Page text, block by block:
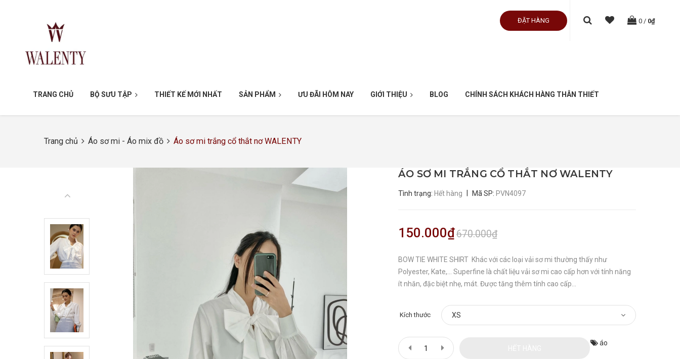
ĐẶT HÀNG 0 / 0₫
TRANG CHỦ BỘ SƯU TẬP THIẾT KẾ MỚI NHẤT SẢN PHẨM ƯU ĐÃI HÔM NAY GIỚI THIỆU BLOG CHÍNH SÁCH KHÁCH HÀNG THÂN THIẾT
Trang chủ Áo sơ mi - Áo mix đồ Áo sơ mi trắng cổ thắt nơ WALENTY
ÁO SƠ MI TRẮNG CỔ THẮT NƠ WALENTY
Tình trạng: Hết hàng Mã SP: PVN4097
150.000₫670.000₫
BOW TIE WHITE SHIRT Khác với các loại vải sơ mi thường thấy như
Polyester, Kate,... Superfine là chất liệu vải sơ mi cao cấp hơn với tính năng
ít nhăn, đặc biệt nhẹ, mát. Được tăng thêm tính cao cấp...
Kích thước
áo